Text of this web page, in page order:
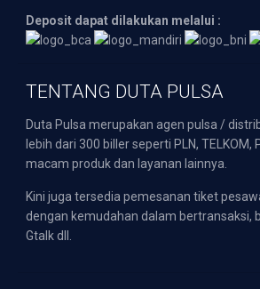
Deposit dapat dilakukan melalui :
TENTANG DUTA PULSA
Duta Pulsa merupakan agen pulsa /
lebih dari 300 biller seperti PLN,
macam produk dan layanan lainnya.
Kini juga tersedia pemesanan tiket
dengan kemudahan dalam bertransaksi,
Gtalk dll.